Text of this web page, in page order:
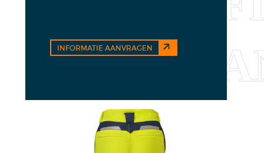
INFORMATIE AANVRAGEN